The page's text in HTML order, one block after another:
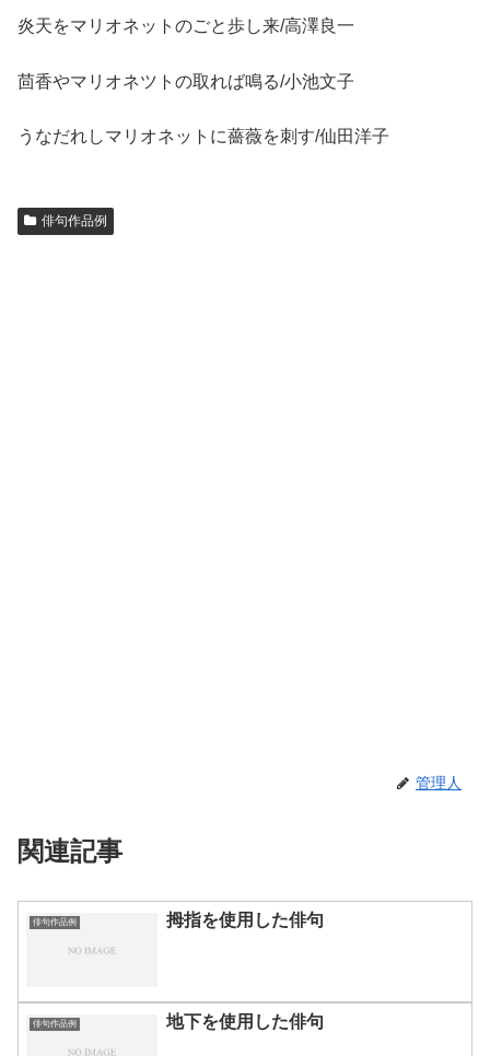
炎天をマリオネットのごと歩し来/高澤良一
茴香やマリオネツトの取れば鳴る/小池文子
うなだれしマリオネットに薔薇を刺す/仙田洋子
俳句作品例
管理人
関連記事
俳句作品例 拇指を使用した俳句
俳句作品例 地下を使用した俳句